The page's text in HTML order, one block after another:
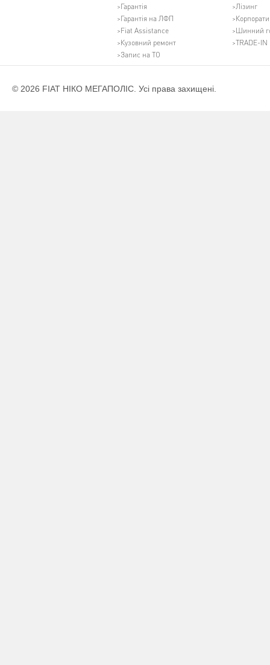
Гарантія
Гарантія на ЛФП
Fiat Assistance
Кузовний ремонт
Запис на ТО
Лізинг
Шинний
TRADE-IN
© 2026 FIAT НІКО МЕГАПОЛІС. Усі права захищені.